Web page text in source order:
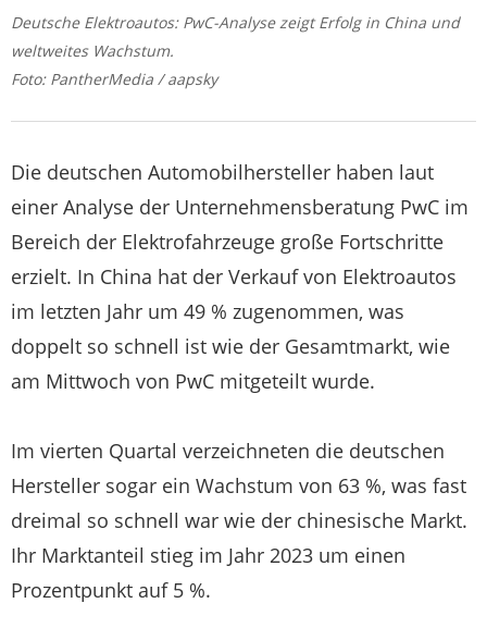
Deutsche Elektroautos: PwC-Analyse zeigt Erfolg in China und
weltweites Wachstum.
Foto: PantherMedia / aapsky
Die deutschen Automobilhersteller haben laut
einer Analyse der Unternehmensberatung PwC im
Bereich der Elektrofahrzeuge große Fortschritte
erzielt. In China hat der Verkauf von Elektroautos
im letzten Jahr um 49 % zugenommen, was
doppelt so schnell ist wie der Gesamtmarkt, wie
am Mittwoch von PwC mitgeteilt wurde.
Im vierten Quartal verzeichneten die deutschen
Hersteller sogar ein Wachstum von 63 %, was fast
dreimal so schnell war wie der chinesische Markt.
Ihr Marktanteil stieg im Jahr 2023 um einen
Prozentpunkt auf 5 %.